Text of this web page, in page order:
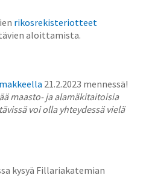
rikosrekisteriotteet
aloittamista.
21.2.2023 mennessä!
maasto- ja alamäkitaitoisia
voi olla yhteydessä vielä
kysyä Fillariakatemian